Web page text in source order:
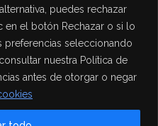
puedes rechazar
en el botón Rechazar o si lo
preferencias seleccionando
nuestra Política de
antes de otorgar o negar